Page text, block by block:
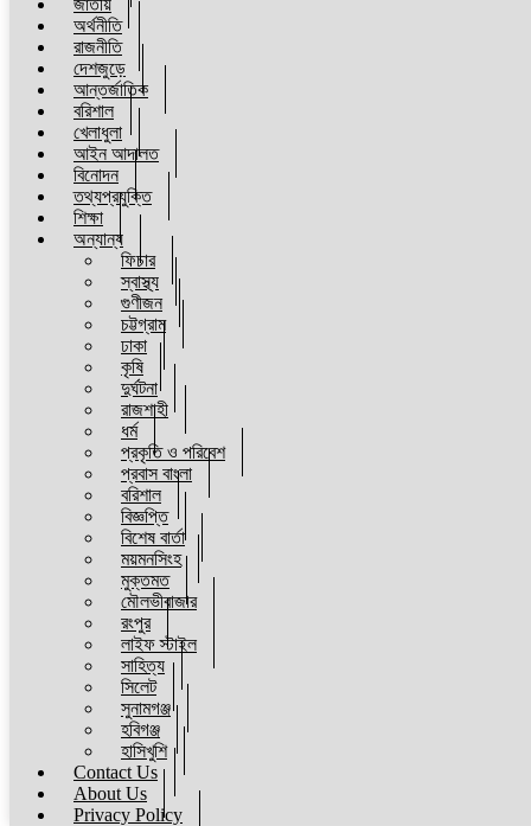
জাতীয়
অর্থনীতি
রাজনীতি
দেশজুড়ে
আন্তর্জাতিক
বরিশাল
খেলাধুলা
আইন আদালত
বিনোদন
তথ্যপ্রযুক্তি
শিক্ষা
অন্যান্য
ফিচার
স্বাস্থ্য
গুণীজন
চট্টগ্রাম
ঢাকা
কৃষি
দুর্ঘটনা
রাজশাহী
ধর্ম
প্রকৃতি ও পরিবেশ
প্রবাস বাংলা
বরিশাল
বিজ্ঞপ্তি
বিশেষ বার্তা
ময়মনসিংহ
মুক্তমত
মৌলভীবাজার
রংপুর
লাইফ স্টাইল
সাহিত্য
সিলেট
সুনামগঞ্জ
হবিগঞ্জ
হাসিখুশি
Contact Us
About Us
Privacy Policy